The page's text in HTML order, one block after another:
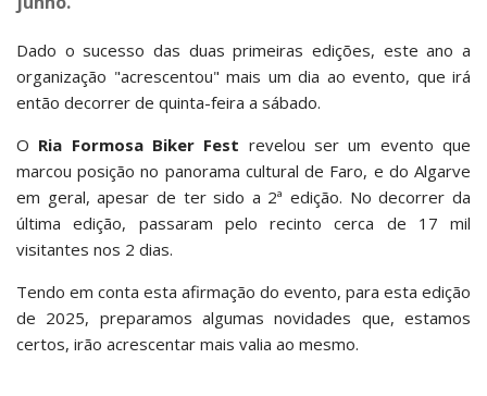
Dado o sucesso das duas primeiras edições, este ano a
organização "acrescentou" mais um dia ao evento, que irá
então decorrer de quinta-feira a sábado.
O Ria Formosa Biker Fest revelou ser um evento que
marcou posição no panorama cultural de Faro, e do Algarve
em geral, apesar de ter sido a 2ª edição. No decorrer da
última edição, passaram pelo recinto cerca de 17 mil
visitantes nos 2 dias.
Tendo em conta esta afirmação do evento, para esta edição
de 2025, preparamos algumas novidades que, estamos
certos, irão acrescentar mais valia ao mesmo.